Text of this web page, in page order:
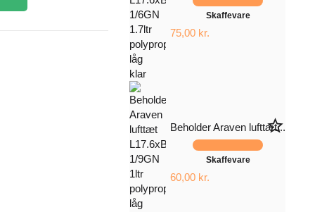
Skaffevare
75,00 kr.
Beholder Araven lufttæt...
star_border
Skaffevare
60,00 kr.